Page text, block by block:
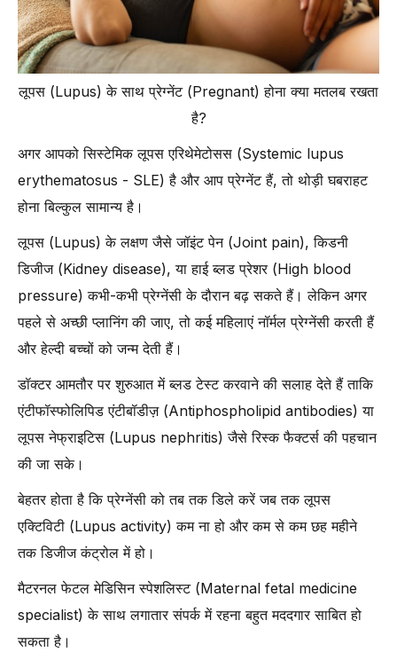
-1.प्रेग्नेंसी में लूपस के कौन-कौन से एंटीबॉडीज़ (Antibodies) होते हैं?
-2.क्या लूपस एंटीबॉडीज़ मिसकैरेज का कारण बन सकते हैं?
-3.प्रेग्नेंसी में लूपस पॉज़िटिव (Lupus positive) का मतलब क्या होता है?
-4.क्या लूपस की वजह से प्रेग्नेंसी टेस्ट पॉज़िटिव आ सकता है?
5.लूपस के साथ रोज़मर्रा की ज़िंदगी कैसी होती है?
-6.क्या लूपस एक गंभीर बीमारी है?
लूपस (Lupus) के साथ प्रेग्नेंट (Pregnant) होना क्या मतलब रखता
है?
अगर आपको सिस्टेमिक लूपस एरिथेमेटोसस (Systemic lupus
erythematosus - SLE) है और आप प्रेग्नेंट हैं, तो थोड़ी घबराहट
होना बिल्कुल सामान्य है।
लूपस (Lupus) के लक्षण जैसे जॉइंट पेन (Joint pain), किडनी
डिजीज (Kidney disease), या हाई ब्लड प्रेशर (High blood
pressure) कभी-कभी प्रेग्नेंसी के दौरान बढ़ सकते हैं। लेकिन अगर
पहले से अच्छी प्लानिंग की जाए, तो कई महिलाएं नॉर्मल प्रेग्नेंसी करती हैं
और हेल्दी बच्चों को जन्म देती हैं।
डॉक्टर आमतौर पर शुरुआत में ब्लड टेस्ट करवाने की सलाह देते हैं ताकि
एंटीफॉस्फोलिपिड एंटीबॉडीज़ (Antiphospholipid antibodies) या
लूपस नेफ्राइटिस (Lupus nephritis) जैसे रिस्क फैक्टर्स की पहचान
की जा सके।
बेहतर होता है कि प्रेग्नेंसी को तब तक डिले करें जब तक लूपस
एक्टिविटी (Lupus activity) कम ना हो और कम से कम छह महीने
तक डिजीज कंट्रोल में हो।
मैटरनल फेटल मेडिसिन स्पेशलिस्ट (Maternal fetal medicine
specialist) के साथ लगातार संपर्क में रहना बहुत मददगार साबित हो
सकता है।